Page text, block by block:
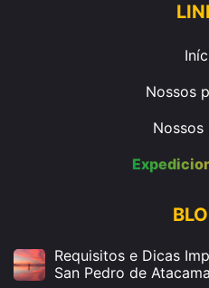
Nossos
Nossos
Requisitos e Dicas
San Pedro de